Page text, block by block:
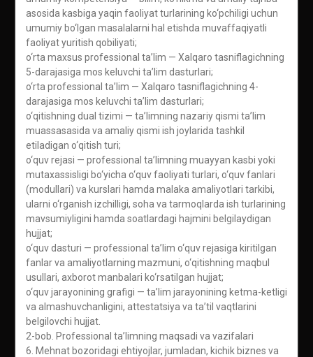
asosida kasbiga yaqin faoliyat turlarining ko‘pchiligi uchun
umumiy bo‘lgan masalalarni hal etishda muvaffaqiyatli
faoliyat yuritish qobiliyati;
o‘rta maxsus professional ta’lim — Xalqaro tasniflagichning
5-darajasiga mos keluvchi ta’lim dasturlari;
o‘rta professional ta’lim — Xalqaro tasniflagichning 4-
darajasiga mos keluvchi ta’lim dasturlari;
o‘qitishning dual tizimi — ta’limning nazariy qismi ta’lim
muassasasida va amaliy qismi ish joylarida tashkil
etiladigan o‘qitish turi;
o‘quv rejasi — professional ta’limning muayyan kasbi yoki
mutaxassisligi bo‘yicha o‘quv faoliyati turlari, o‘quv fanlari
(modullari) va kurslari hamda malaka amaliyotlari tarkibi,
ularni o‘rganish izchilligi, soha va tarmoqlarda ish turlarining
mavsumiyligini hamda soatlardagi hajmini belgilaydigan
hujjat;
o‘quv dasturi — professional ta’lim o‘quv rejasiga kiritilgan
fanlar va amaliyotlarning mazmuni, o‘qitishning maqbul
usullari, axborot manbalari ko‘rsatilgan hujjat;
o‘quv jarayonining grafigi — ta’lim jarayonining ketma-ketligi
va almashuvchanligini, attestatsiya va ta’til vaqtlarini
belgilovchi hujjat.
2-bob. Professional ta’limning maqsadi va vazifalari
6. Mehnat bozoridagi ehtiyojlar, jumladan, kichik biznes va